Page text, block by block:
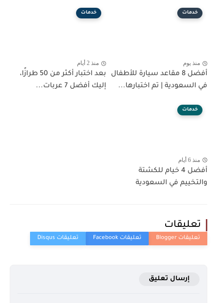
خدمات
منذ يوم
أفضل 8 مقاعد سيارة للأطفال
في السعودية | تم اختبارها...
خدمات
منذ 2 أيام
بعد اختبار أكثر من 50 طرازًا،
إليك أفضل 7 عربات...
خدمات
منذ 6 أيام
أفضل 4 خيام للكشتة
والتخييم في السعودية
تعليقات
إرسال تعليق